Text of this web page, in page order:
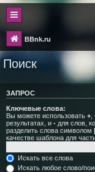
BBnk.ru
Поиск
ЗАПРОС
Ключевые слова:
Вы можете использовать +
результатах, и - для слов,
разделить слова символом |
качестве шаблона для
Искать все слова
Искать любое слово/